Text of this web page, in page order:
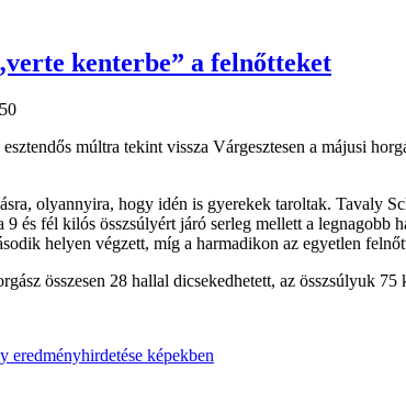
kenterbe” a felnőtteket
múltra tekint vissza Várgesztesen a májusi
olyannyira, hogy idén is gyerekek taroltak. Tavaly
9 és fél kilós összsúlyért járó serleg mellett a
helyen végzett, míg a harmadikon az egyetlen
összesen 28 hallal dicsekedhetett, az összsúlyuk
eredményhirdetése képekben